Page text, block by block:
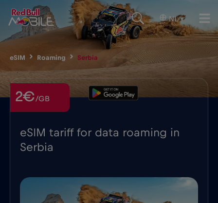
NL ▾
eSIM Roaming Serbia
eSIM tariff for data roaming in
Serbia
2€/GB